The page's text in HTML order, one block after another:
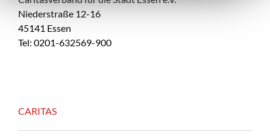
Niederstraße 12-16
45141 Essen
Tel: 0201-632569-900
CARITAS